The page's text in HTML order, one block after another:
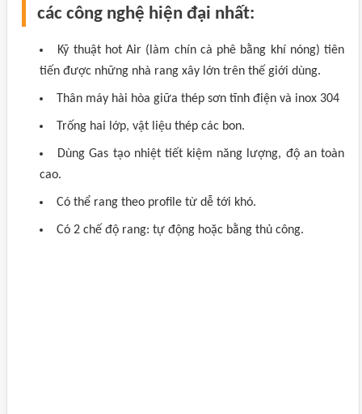
các công nghệ hiện đại nhất:
Kỹ thuật hot Air (làm chín cà phê bằng khí nóng) tiên
tiến được những nhà rang xây lớn trên thế giới dùng.
Thân máy hài hòa giữa thép sơn tĩnh điện và inox 304
Trống hai lớp, vật liệu thép các bon.
Dùng Gas tạo nhiệt tiết kiệm năng lượng, độ an toàn
cao.
Có thể rang theo profile từ dễ tới khó.
Có 2 chế độ rang: tự động hoặc bằng thủ công.